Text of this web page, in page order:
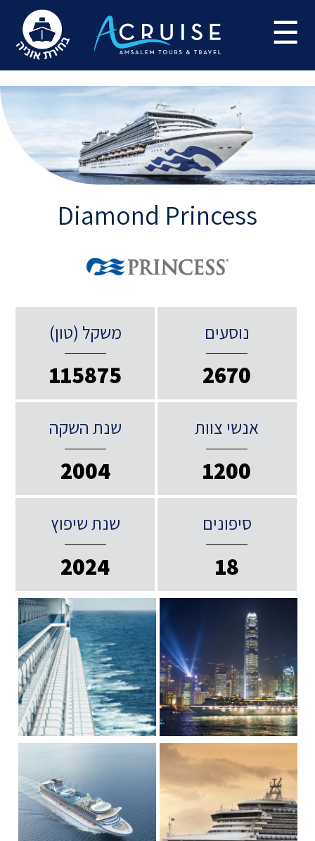
Update cookies preferences
☰
Diamond Princess
נוסעים
2670
משקל (טון)
115875
אנשי צוות
1200
שנת השקה
2004
סיפונים
18
שנת שיפוץ
2024